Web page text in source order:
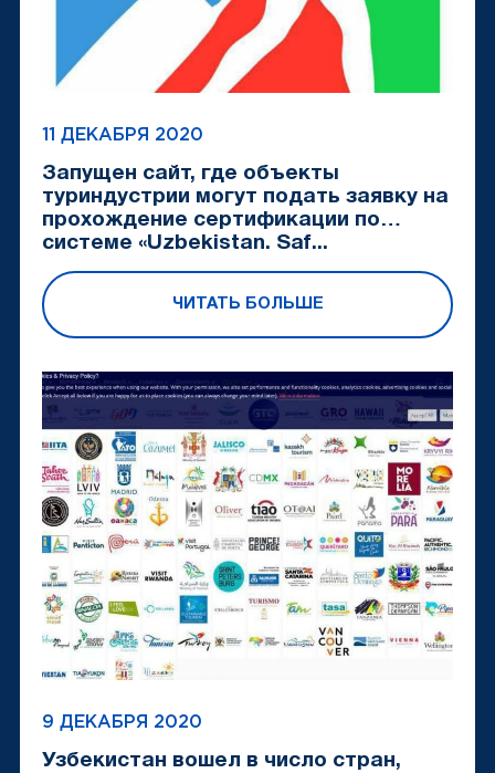
11 ДЕКАБРЯ 2020
Запущен сайт, где объекты
туриндустрии могут подать заявку на
прохождение сертификации по
системе «Uzbekistan. Saf...
ЧИТАТЬ БОЛЬШЕ
9 ДЕКАБРЯ 2020
Узбекистан вошел в число стран,